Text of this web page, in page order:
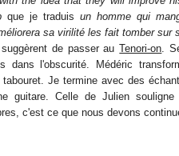
que je traduis un homme qui
sa virilité les fait tomber sur
de passer auTenori-on .
dans l'obscurité. Médéric
Je termine avec des
guitare. Celle de Julien souligne
c'est ce que nous devons